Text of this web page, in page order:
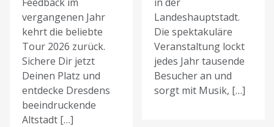
vergangenen Jahr
kehrt die beliebte
Tour 2026 zurück.
Sichere Dir jetzt
Deinen Platz und
entdecke Dresdens
beeindruckende
Altstadt […]
Landeshauptstadt.
Die spektakuläre
Veranstaltung lockt
jedes Jahr tausende
Besucher an und
sorgt mit Musik, […]